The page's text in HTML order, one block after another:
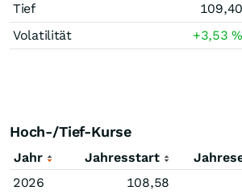
Tief
109,40
Volatilität
+3,53%
Hoch-/Tief-Kurse
Jahr Jahresstart
2026
108,58